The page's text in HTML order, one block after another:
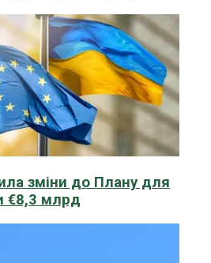
зміни до Плану для
€8,3 млрд